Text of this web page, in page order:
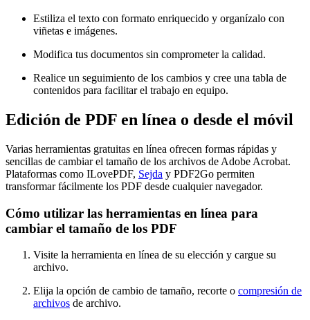
Estiliza el texto con formato enriquecido y organízalo con
viñetas e imágenes.
Modifica tus documentos sin comprometer la calidad.
Realice un seguimiento de los cambios y cree una tabla de
contenidos para facilitar el trabajo en equipo.
Edición de PDF en línea o desde el móvil
Varias herramientas gratuitas en línea ofrecen formas rápidas y
sencillas de cambiar el tamaño de los archivos de Adobe Acrobat.
Plataformas como ILovePDF, Sejda y PDF2Go permiten
transformar fácilmente los PDF desde cualquier navegador.
Cómo utilizar las herramientas en línea para
cambiar el tamaño de los PDF
Visite la herramienta en línea de su elección y cargue su
archivo.
Elija la opción de cambio de tamaño, recorte o compresión de
archivos de archivo.